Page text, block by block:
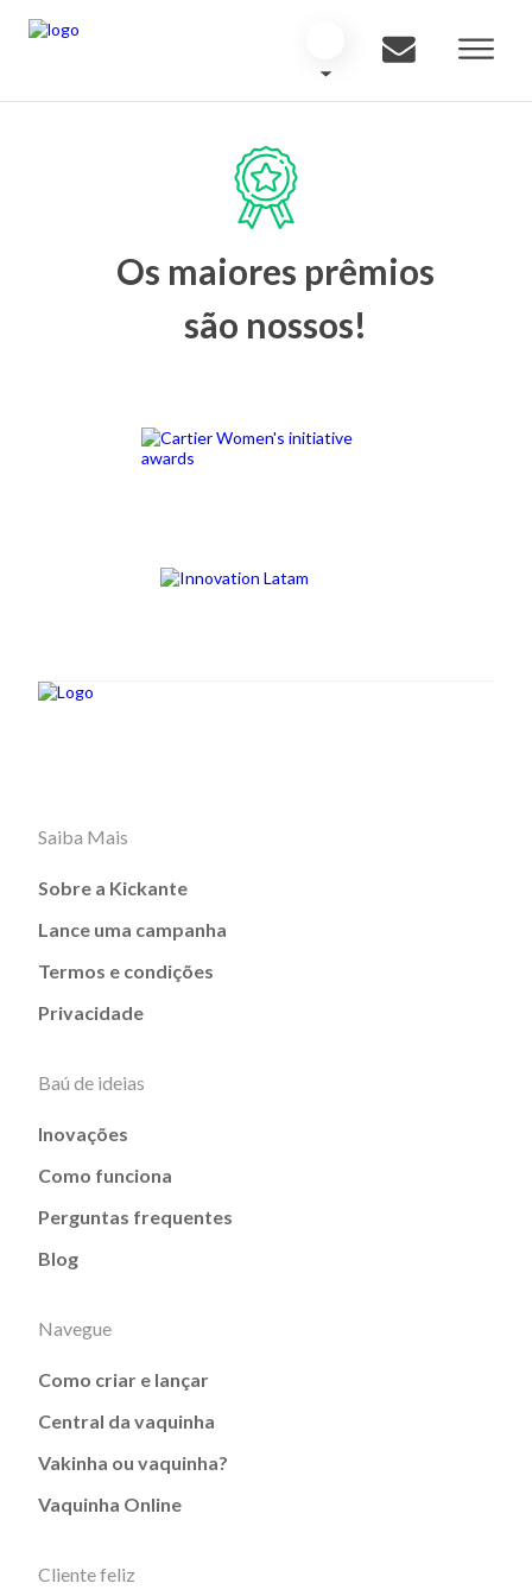
Os maiores prêmios
são nossos!
Saiba Mais
Sobre a Kickante
Lance uma campanha
Termos e condições
Privacidade
Baú de ideias
Inovações
Como funciona
Perguntas frequentes
Blog
Navegue
Como criar e lançar
Central da vaquinha
Vakinha ou vaquinha?
Vaquinha Online
Cliente feliz